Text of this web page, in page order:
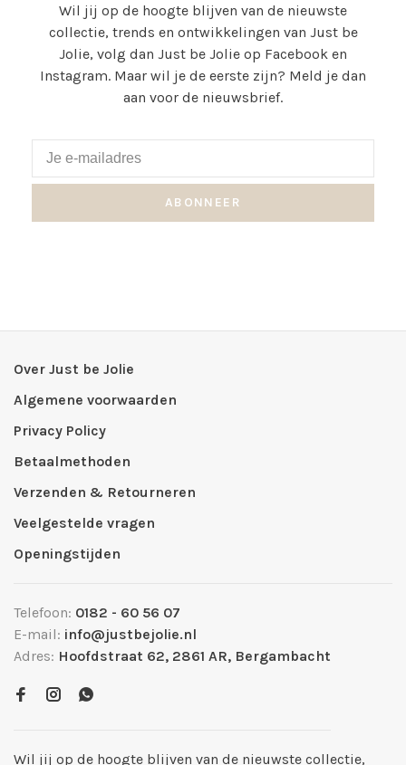
Wil jij op de hoogte blijven van de nieuwste
collectie, trends en ontwikkelingen van Just be
Jolie, volg dan Just be Jolie op Facebook en
Instagram. Maar wil je de eerste zijn? Meld je dan
aan voor de nieuwsbrief.
ABONNEER
Over Just be Jolie
Algemene voorwaarden
Privacy Policy
Betaalmethoden
Verzenden & Retourneren
Veelgestelde vragen
Openingstijden
Telefoon: 0182 - 60 56 07
E-mail: info@justbejolie.nl
Adres: Hoofdstraat 62, 2861 AR, Bergambacht
Wil jij op de hoogte blijven van de nieuwste collectie,